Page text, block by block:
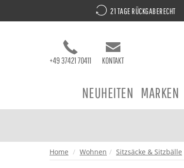
21 TAGE RÜCKGABERECHT
+49 37421 70411 KONTAKT
NEUHEITEN MARKEN
Home Wohnen Sitzsäcke & Sitzbälle